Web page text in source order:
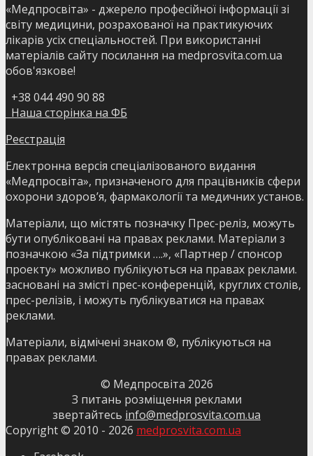
«Медпросвіта» - джерело професійної інформації зі
світу медицини, розрахованої на практикуючих
лікарів усіх спеціальностей. При використанні
матеріалів сайту посилання на medprosvita.com.ua
обов'язкове!
+38 044 490 90 88
Наша сторінка на ФБ
Реєстрація
Електронна версія спеціалізованого видання
«Медпросвіта», призначеного для працівників сфери
охорони здоров’я, фармакології та медичних установ.
Матеріали, що містять позначку Прес-реліз, можуть
бути опубліковані на правах реклами. Матеріали з
позначкою «За підтримки ….», «Партнер / спонсор
проекту» можливо публікуються на правах реклами.
засновані на змісті прес-конференцій, круглих столів,
прес-релізів, і можуть публікуватися на правах
реклами.
Матеріали, відмічені знаком ®, публікуються на
правах реклами.
© Медпросвіта 2026
З питань розміщення реклами
звертайтесь info@medprosvita.com.ua
Copyright © 2010 - 2026 medprosvita.com.ua